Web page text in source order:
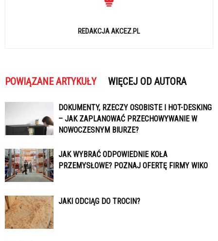
REDAKCJA AKCEZ.PL
POWIĄZANE ARTYKUŁY WIĘCEJ OD AUTORA
DOKUMENTY, RZECZY OSOBISTE I HOT-DESKING
– JAK ZAPLANOWAĆ PRZECHOWYWANIE W
NOWOCZESNYM BIURZE?
JAK WYBRAĆ ODPOWIEDNIE KOŁA
PRZEMYSŁOWE? POZNAJ OFERTĘ FIRMY WIKO
JAKI ODCIĄG DO TROCIN?